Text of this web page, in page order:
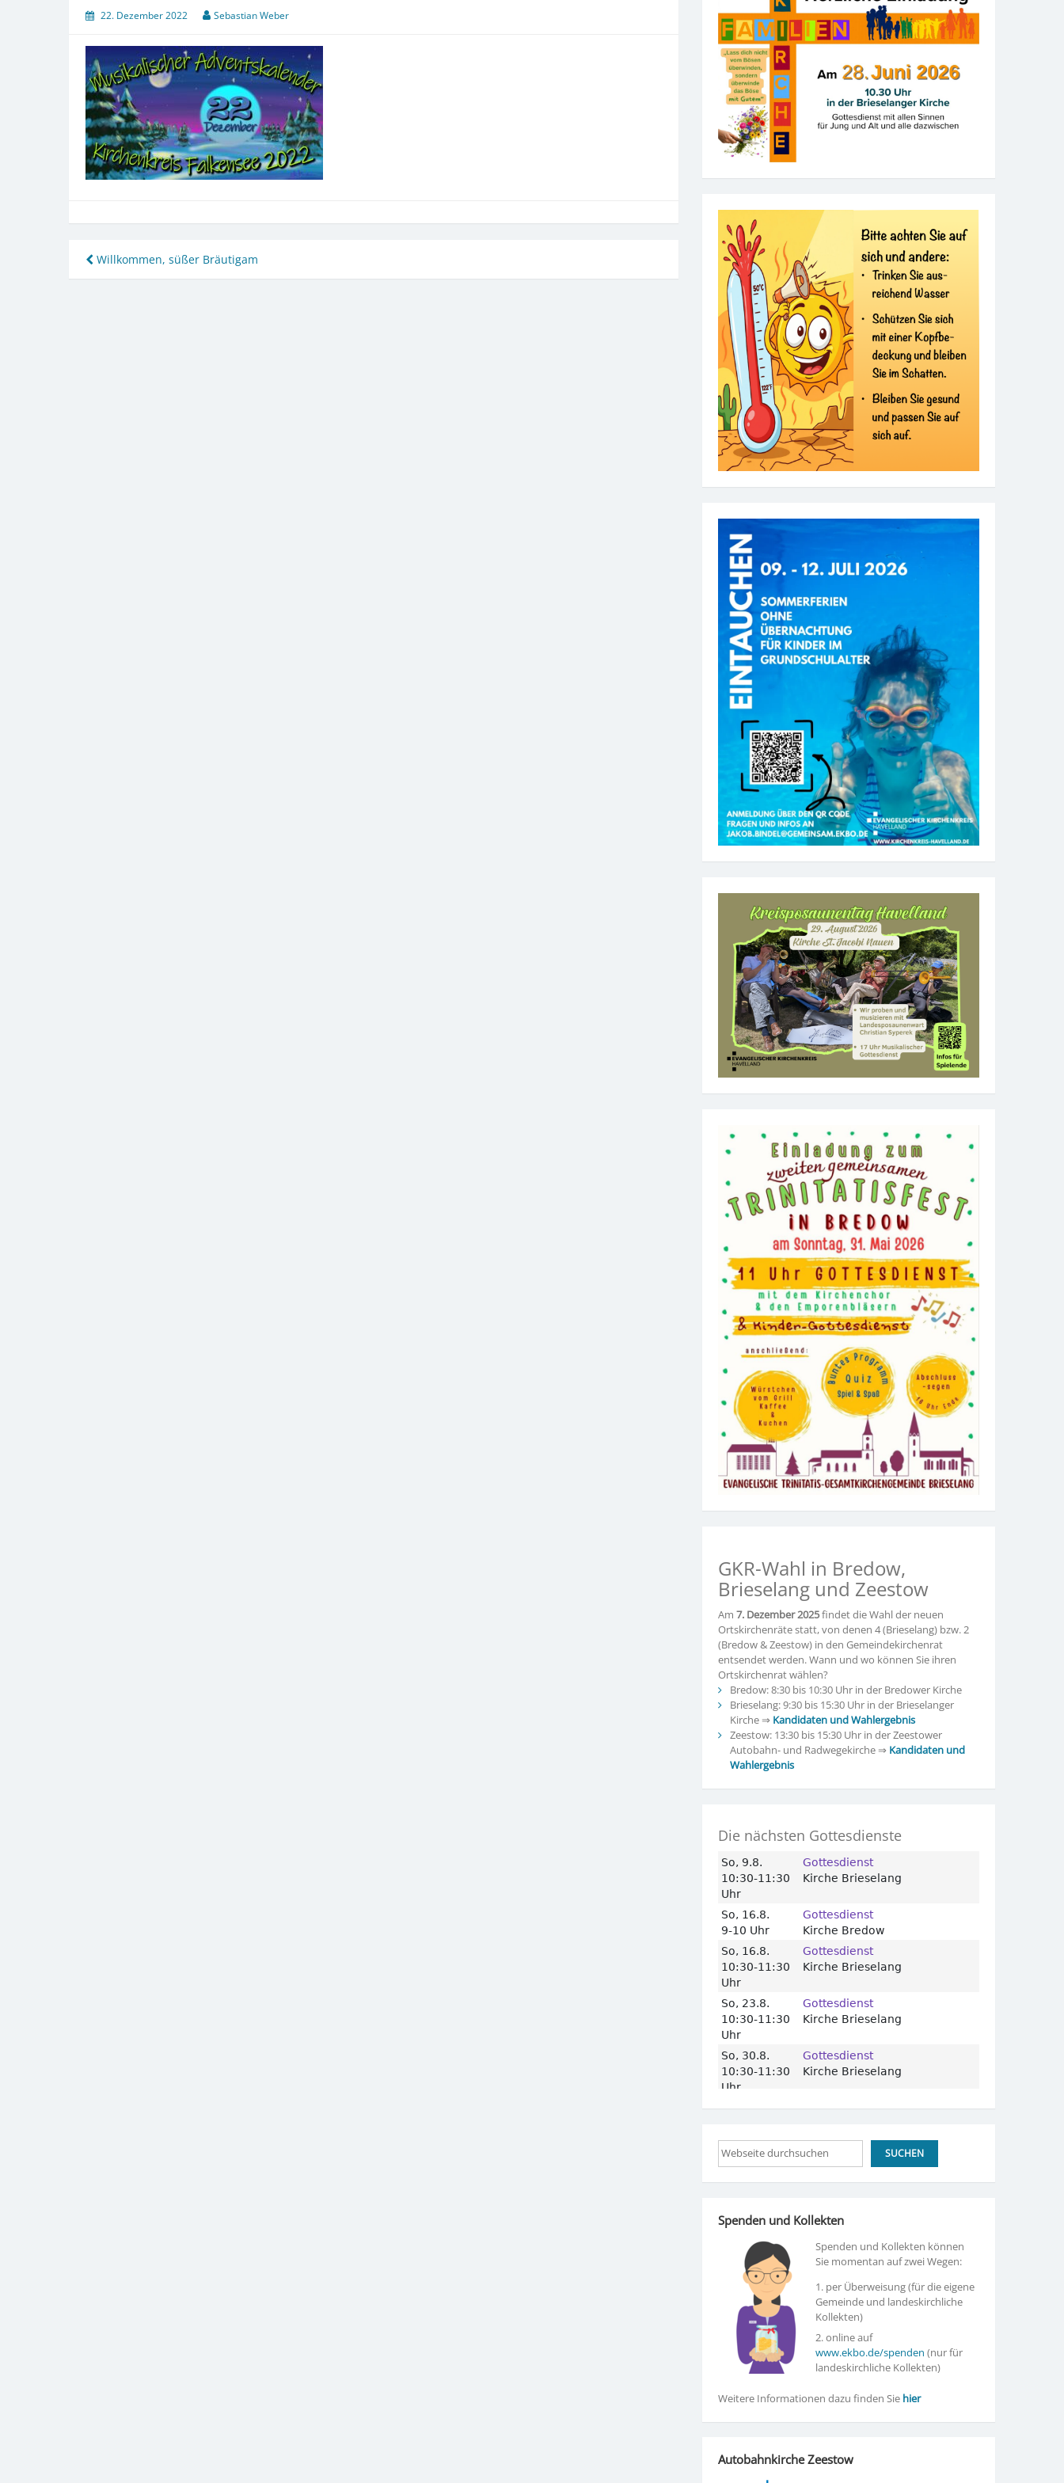
22. Dezember 2022 Sebastian Weber
Beitragsnavigation
Willkommen, süßer Bräutigam
GKR-Wahl in Bredow,
Brieselang und Zeestow
Am 7. Dezember 2025findet die Wahl der neuen
Ortskirchenräte statt, von denen 4 (Brieselang) bzw. 2
(Bredow & Zeestow) in den Gemeindekirchenrat
entsendet werden. Wann und wo können Sie ihren
Ortskirchenrat wählen?
Bredow: 8:30 bis 10:30 Uhr in der Bredower Kirche
Brieselang: 9:30 bis 15:30 Uhr in der Brieselanger
Kirche ⇒ Kandidaten und Wahlergebnis
Zeestow: 13:30 bis 15:30 Uhr in der Zeestower
Autobahn- und Radwegekirche ⇒ Kandidaten und
Wahlergebnis
Die nächsten Gottesdienste
Suchen SUCHEN
Spenden und Kollekten
Spenden und Kollekten können
Sie momentan auf zwei Wegen:
1. per Überweisung (für die eigene
Gemeinde und landeskirchliche
Kollekten)
2. online auf
www.ekbo.de/spenden (nur für
landeskirchliche Kollekten)
Weitere Informationen dazu finden Sie hier
Autobahnkirche Zeestow